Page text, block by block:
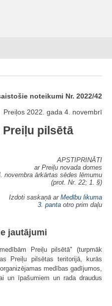
noteikumi Nr. 2022/42
Preiļos 2022. gada 4. novembrī
Preiļu pilsētā
APSTIPRINĀTI
ar Preiļu novada domes
novembra ārkārtas sēdes lēmumu
(prot. Nr. 22; 1. §)
Izdoti saskaņā ar Medību likuma
3. panta otro prim daļu
jautājumi
Preiļu pilsētā" (turpmāk
Preiļu pilsētas teritorijā, kurās
medības gadījumos,
un īpašumiem un rada draudus